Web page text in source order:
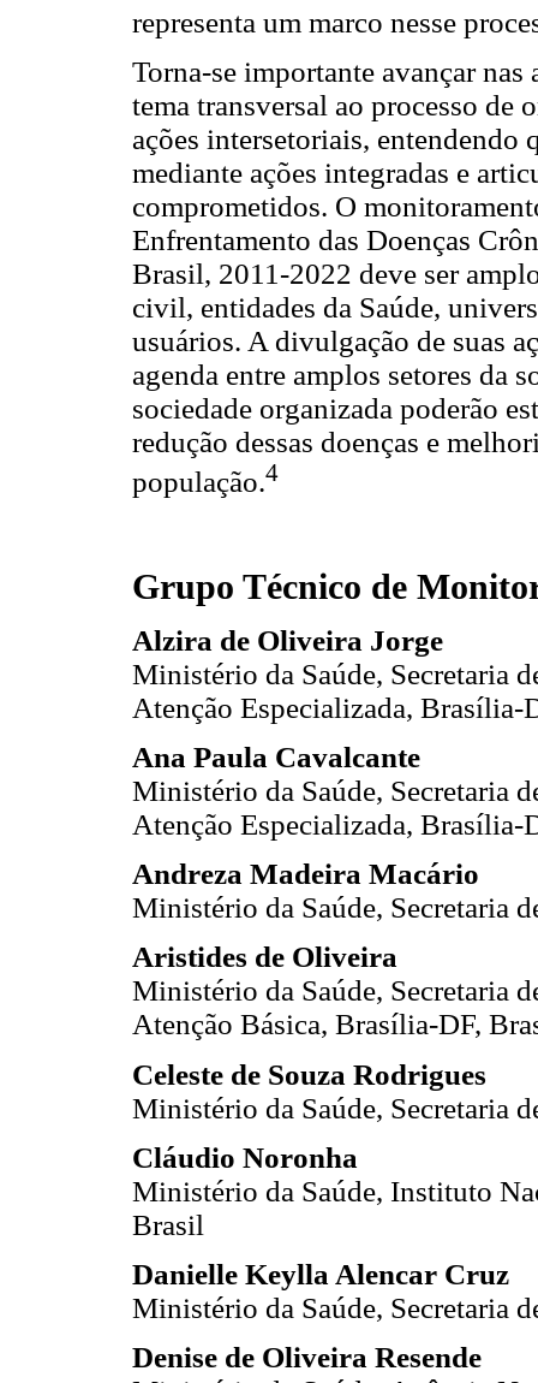
representa um marco nesse
Torna-se importante avançar
tema transversal ao processo de
ações intersetoriais, entendendo
mediante ações integradas e
comprometidos. O
Enfrentamento das Doenças
Brasil, 2011-2022 deve ser
civil, entidades da Saúde,
usuários. A divulgação de suas
agenda entre amplos setores da
sociedade organizada poderão
redução dessas doenças e
população.4
Grupo Técnico de
Alzira de Oliveira Jorge
Ministério da Saúde, Secretaria
Atenção Especializada, Brasília-
Ana Paula Cavalcante
Ministério da Saúde, Secretaria
Atenção Especializada, Brasília-
Andreza Madeira Macário
Ministério da Saúde, Secretaria
Aristides de Oliveira
Ministério da Saúde, Secretaria
Atenção Básica, Brasília-DF,
Celeste de Souza Rodrigues
Ministério da Saúde, Secretaria
Cláudio Noronha
Ministério da Saúde, Instituto
Brasil
Danielle Keylla Alencar Cruz
Ministério da Saúde, Secretaria
Denise de Oliveira Resende